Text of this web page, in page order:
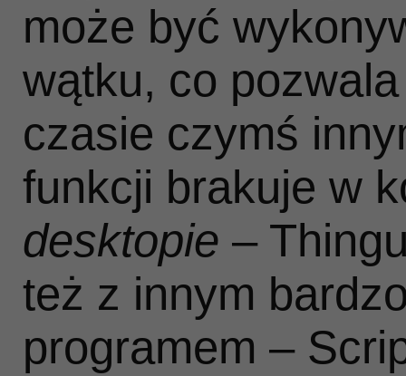
może być
wątku, co
czasie czymś
funkcji brakuje w
desktopie –
też z innym
programem –